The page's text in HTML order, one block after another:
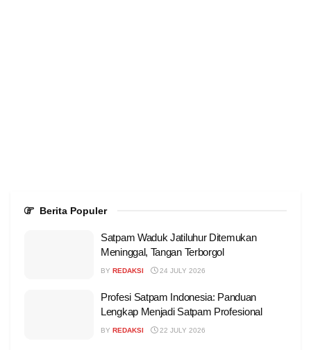
Berita Populer
Satpam Waduk Jatiluhur Ditemukan
Meninggal, Tangan Terborgol
BY REDAKSI 24 JULY 2026
Profesi Satpam Indonesia: Panduan
Lengkap Menjadi Satpam Profesional
BY REDAKSI 22 JULY 2026